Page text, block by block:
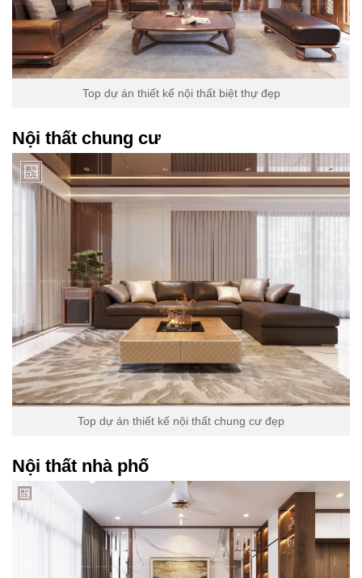
Top dự án thiết kế nội thất biệt thự đẹp
Nội thất chung cư
Top dự án thiết kế nội thất chung cư đẹp
Nội thất nhà phố